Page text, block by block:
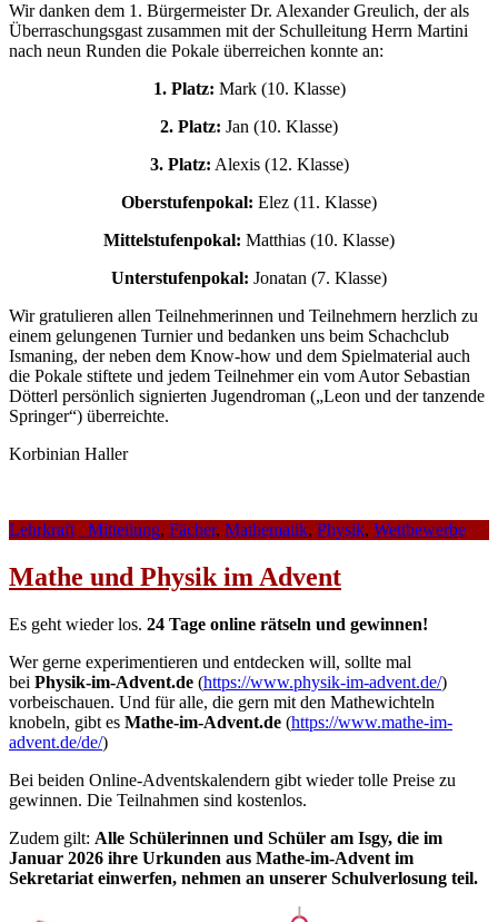
Wir danken dem 1. Bürgermeister Dr. Alexander Greulich, der als
Überraschungsgast zusammen mit der Schulleitung Herrn Martini
nach neun Runden die Pokale überreichen konnte an:
1. Platz: Mark (10. Klasse)
2. Platz: Jan (10. Klasse)
3. Platz: Alexis (12. Klasse)
Oberstufenpokal: Elez (11. Klasse)
Mittelstufenpokal: Matthias (10. Klasse)
Unterstufenpokal: Jonatan (7. Klasse)
Wir gratulieren allen Teilnehmerinnen und Teilnehmern herzlich zu
einem gelungenen Turnier und bedanken uns beim Schachclub
Ismaning, der neben dem Know-how und dem Spielmaterial auch
die Pokale stiftete und jedem Teilnehmer ein vom Autor Sebastian
Dötterl persönlich signierten Jugendroman („Leon und der tanzende
Springer“) überreichte.
Korbinian Haller
Lehrkraft _Mitteilung, Fächer, Mathematik, Physik, Wettbewerbe
Mathe und Physik im Advent
Es geht wieder los. 24 Tage online rätseln und gewinnen!
Wer gerne experimentieren und entdecken will, sollte mal
bei Physik-im-Advent.de (https://www.physik-im-advent.de/)
vorbeischauen. Und für alle, die gern mit den Mathewichteln
knobeln, gibt es Mathe-im-Advent.de (https://www.mathe-im-
advent.de/de/)
Bei beiden Online-Adventskalendern gibt wieder tolle Preise zu
gewinnen. Die Teilnahmen sind kostenlos.
Zudem gilt: Alle Schülerinnen und Schüler am Isgy, die im
Januar 2026 ihre Urkunden aus Mathe-im-Advent im
Sekretariat einwerfen, nehmen an unserer Schulverlosung teil.